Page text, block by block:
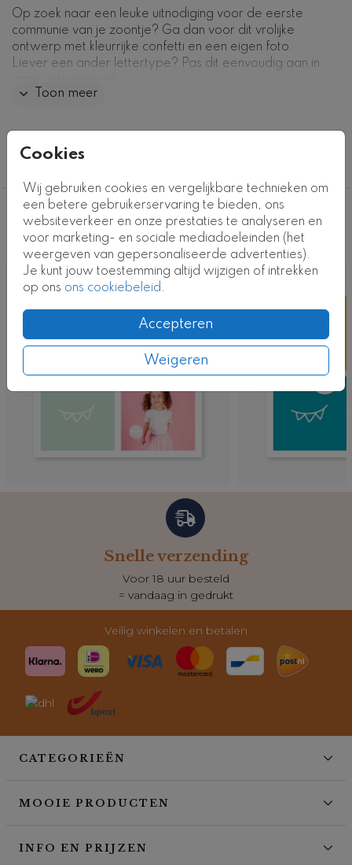
Cookies
Wij gebruiken cookies en vergelijkbare technieken om
een betere gebruikerservaring te bieden, ons
websiteverkeer en onze prestaties te analyseren en
voor marketing- en sociale mediadoeleinden (het
weergeven van gepersonaliseerde advertenties).
Je kunt jouw toestemming altijd wijzigen of intrekken
op ons ons cookiebeleid.
Accepteren
Weigeren
Op zoek naar een leuke uitnodiging voor de eerste
communie van je zoontje? Ga dan voor dit vrolijke
ontwerp met kleurrijke confetti en een eigen foto.
Liever een ander lettertype? Pas dit eenvoudig aan in
Toon meer
Collectie
Deze ontwerpen vind je misschien ook
leuk
Veilig winkelen en betalen
CATEGORIEËN
MOOIE PRODUCTEN
INFO EN PRIJZEN